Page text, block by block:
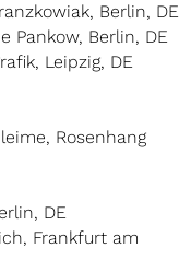
Berlin, DE
Pankow, Berlin, DE
Leipzig, DE
Rosenhang
DE
Frankfurt am